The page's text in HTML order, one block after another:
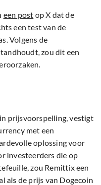
een post op X dat de
een test van de
Volgens de
zou dit een
prijsvoorspelling, vestigt
met een
oplossing voor
investeerders die op
zou Remittix een
als de prijs van Dogecoin